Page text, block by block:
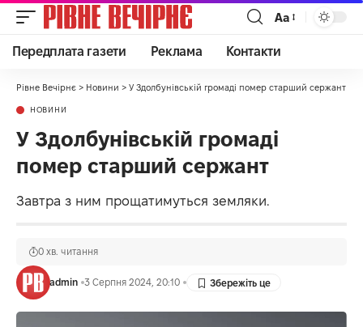
Аа
Передплата газети Реклама Контакти
Рівне Вечірнє > Новини > У Здолбунівській громаді помер старший сержант
НОВИНИ
У Здолбунівській громаді
помер старший сержант
Завтра з ним прощатимуться земляки.
admin 3 Серпня 2024, 20:10
0 хв. читання